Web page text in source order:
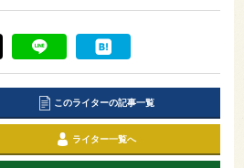
このライターの記事一覧
ライター一覧へ